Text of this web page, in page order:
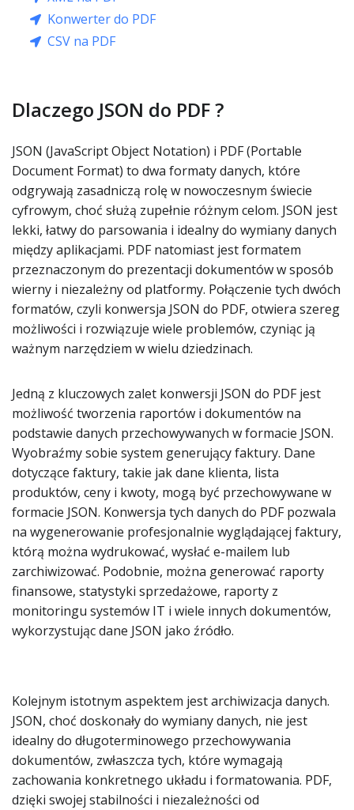
Konwerter do PDF
CSV na PDF
Dlaczego JSON do PDF ?
JSON (JavaScript Object Notation) i PDF (Portable
Document Format) to dwa formaty danych, które
odgrywają zasadniczą rolę w nowoczesnym świecie
cyfrowym, choć służą zupełnie różnym celom. JSON jest
lekki, łatwy do parsowania i idealny do wymiany danych
między aplikacjami. PDF natomiast jest formatem
przeznaczonym do prezentacji dokumentów w sposób
wierny i niezależny od platformy. Połączenie tych dwóch
formatów, czyli konwersja JSON do PDF, otwiera szereg
możliwości i rozwiązuje wiele problemów, czyniąc ją
ważnym narzędziem w wielu dziedzinach.
Jedną z kluczowych zalet konwersji JSON do PDF jest
możliwość tworzenia raportów i dokumentów na
podstawie danych przechowywanych w formacie JSON.
Wyobraźmy sobie system generujący faktury. Dane
dotyczące faktury, takie jak dane klienta, lista
produktów, ceny i kwoty, mogą być przechowywane w
formacie JSON. Konwersja tych danych do PDF pozwala
na wygenerowanie profesjonalnie wyglądającej faktury,
którą można wydrukować, wysłać e-mailem lub
zarchiwizować. Podobnie, można generować raporty
finansowe, statystyki sprzedażowe, raporty z
monitoringu systemów IT i wiele innych dokumentów,
wykorzystując dane JSON jako źródło.
Kolejnym istotnym aspektem jest archiwizacja danych.
JSON, choć doskonały do wymiany danych, nie jest
idealny do długoterminowego przechowywania
dokumentów, zwłaszcza tych, które wymagają
zachowania konkretnego układu i formatowania. PDF,
dzięki swojej stabilności i niezależności od